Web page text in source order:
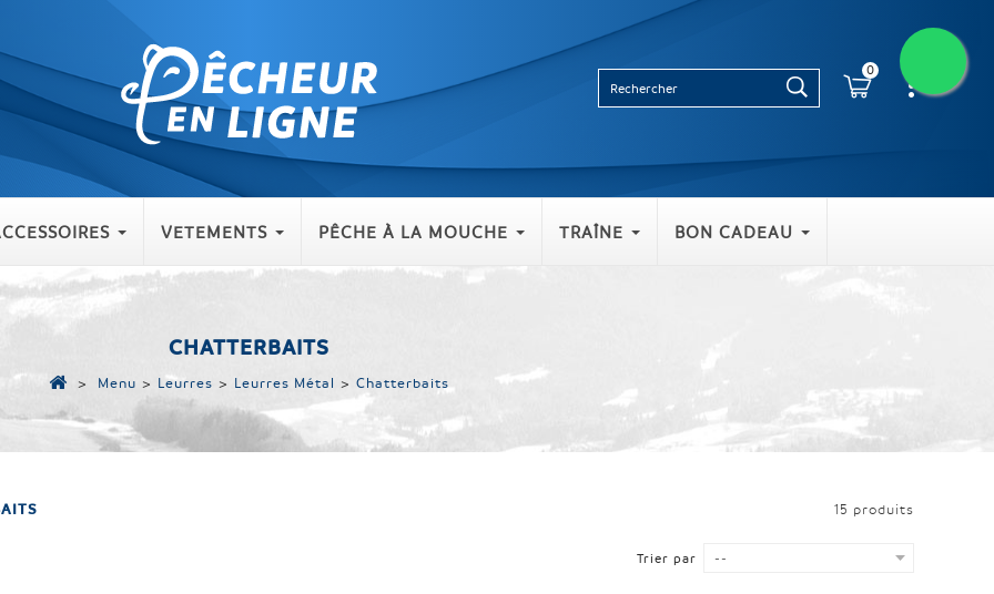
0
VETEMENTS PÊCHE À LA MOUCHE TRAÎNE BON CADEAU
CHATTERBAITS
> Menu > Leurres > Leurres Métal > Chatterbaits
15 produits
Trier par --